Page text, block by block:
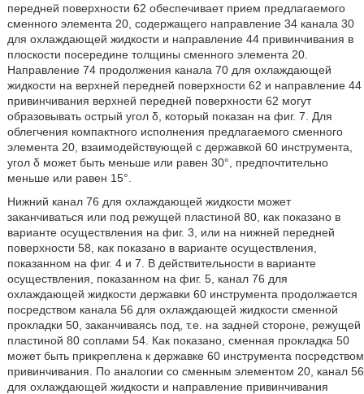
передней поверхности 62 обеспечивает прием предлагаемого
сменного элемента 20, содержащего направление 34 канала 30
для охлаждающей жидкости и направление 44 привинчивания в
плоскости посередине толщины сменного элемента 20.
Направление 74 продолжения канала 70 для охлаждающей
жидкости на верхней передней поверхности 62 и направление 44
привинчивания верхней передней поверхности 62 могут
образовывать острый угол δ, который показан на фиг. 7. Для
облегчения компактного исполнения предлагаемого сменного
элемента 20, взаимодействующей с державкой 60 инструмента,
угол δ может быть меньше или равен 30°, предпочтительно
меньше или равен 15°.
Нижний канал 76 для охлаждающей жидкости может
заканчиваться или под режущей пластиной 80, как показано в
варианте осуществления на фиг. 3, или на нижней передней
поверхности 58, как показано в варианте осуществления,
показанном на фиг. 4 и 7. В действительности в варианте
осуществления, показанном на фиг. 5, канал 76 для
охлаждающей жидкости державки 60 инструмента продолжается
посредством канала 56 для охлаждающей жидкости сменной
прокладки 50, заканчиваясь под, т.е. на задней стороне, режущей
пластиной 80 соплами 54. Как показано, сменная прокладка 50
может быть прикреплена к державке 60 инструмента посредством
привинчивания. По аналогии со сменным элементом 20, канал 56
для охлаждающей жидкости и направление привинчивания